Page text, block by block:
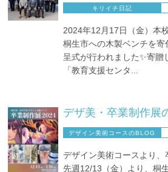
キリイチ日記
2024年12月17日（金）本
桐生市への木製ベンチを
呈式が行われました✨寄贈
「教育支援センタ...
デザ美・卒業制作展
デザイン美術コースのBLOG
デザイン美術コースより、
先週12/13（金）より、桐